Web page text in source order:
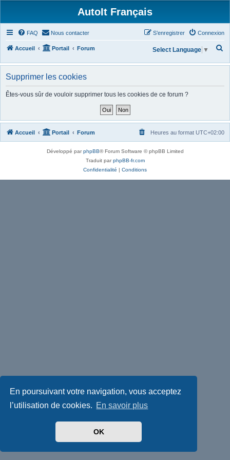
En poursuivant votre navigation, vous acceptez
l’utilisation de cookies. En savoir plus
OK
AutoIt Français
FAQ Nous contacter Connexion
S’enregistrer
Accueil Portail Forum
h
c
h
Select Language ▼
Supprimer les cookies
Êtes-vous sûr de vouloir supprimer tous les cookies de ce forum ?
Accueil Portail Forum Heures au format UTC+02:00
Développé parphpBB® Forum Software © phpBB Limited
Traduit parphpBB-fr.com
Confidentialité | Conditions